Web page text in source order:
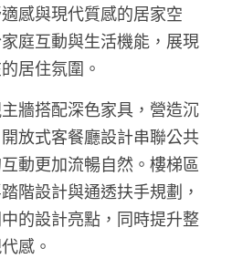
感與現代質感的居家空
庭互動與生活機能，展現
居住氛圍。
牆搭配深色家具，營造沉
放式客餐廳設計串聯公共
動更加流暢自然。樓梯區
階設計與通透扶手規劃，
的設計亮點，同時提升整
感。